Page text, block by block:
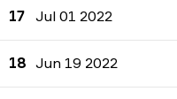
17 Jul 01 2022
18 Jun 19 2022